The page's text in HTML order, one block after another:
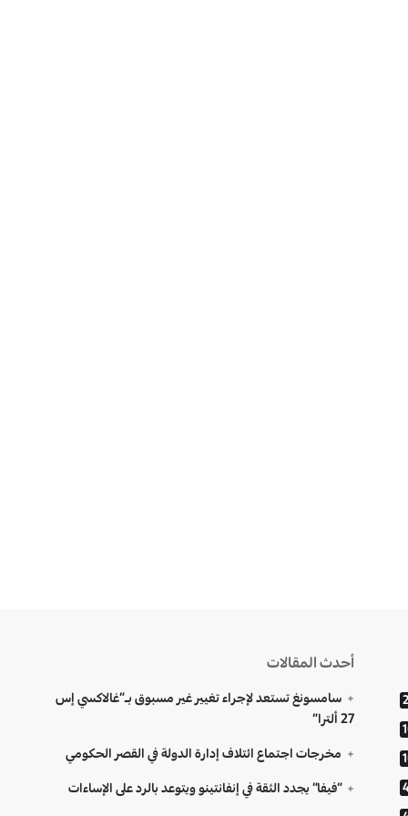
أحدث المقالات
سامسونغ تستعد لإجراء تغيير غير مسبوق بـ”غالاكسي إس
27 ألترا”
مخرجات اجتماع ائتلاف إدارة الدولة في القصر الحكومي
“فيفا” يجدد الثقة في إنفانتينو ويتوعد بالرد على الإساءات